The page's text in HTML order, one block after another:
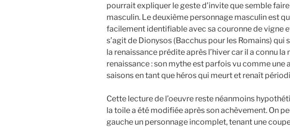
pourrait expliquer le geste d’invite que semble
masculin. Le deuxième personnage masculin est
facilement identifiable avec sa couronne de vigne
s’agit de Dionysos (Bacchus pour les Romains)
la renaissance prédite après l’hiver car il a connu la
renaissance : son mythe est parfois vu comme une
saisons en tant que héros qui meurt et renaît
Cette lecture de l’oeuvre reste néanmoins
la toile a été modifiée après son achèvement. On
gauche un personnage incomplet, tenant une